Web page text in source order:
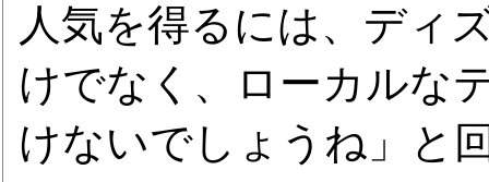
人気を得るには、ディ
けでなく、ローカルな
けないでしょうね」と